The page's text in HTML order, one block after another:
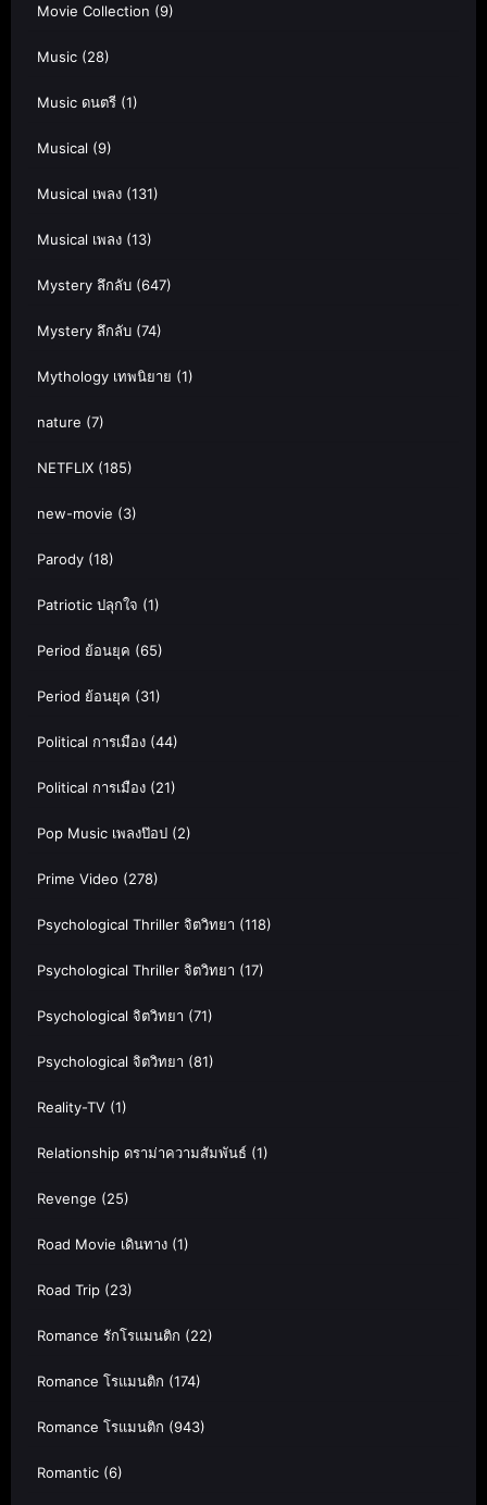
Movie Collection (9)
Music (28)
Music ดนตรี (1)
Musical (9)
Musical เพลง (131)
Musical เพลง (13)
Mystery ลึกลับ (647)
Mystery ลึกลับ (74)
Mythology เทพนิยาย (1)
nature (7)
NETFLIX (185)
new-movie (3)
Parody (18)
Patriotic ปลุกใจ (1)
Period ย้อนยุค (65)
Period ย้อนยุค (31)
Political การเมือง (44)
Political การเมือง (21)
Pop Music เพลงป๊อป (2)
Prime Video (278)
Psychological Thriller จิตวิทยา (118)
Psychological Thriller จิตวิทยา (17)
Psychological จิตวิทยา (71)
Psychological จิตวิทยา (81)
Reality-TV (1)
Relationship ดราม่าความสัมพันธ์ (1)
Revenge (25)
Road Movie เดินทาง (1)
Road Trip (23)
Romance รักโรแมนติก (22)
Romance โรแมนติก (174)
Romance โรแมนติก (943)
Romantic (6)